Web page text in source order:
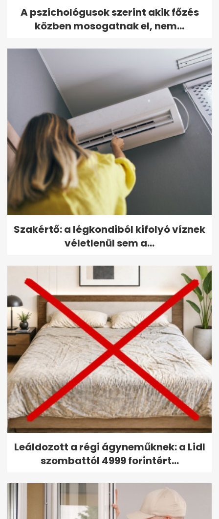
A pszichológusok szerint akik főzés
közben mosogatnak el, nem...
Szakértő: a légkondiból kifolyó víznek
véletlenül sem a...
Leáldozott a régi ágyneműknek: a Lidl
szombattól 4999 forintért...